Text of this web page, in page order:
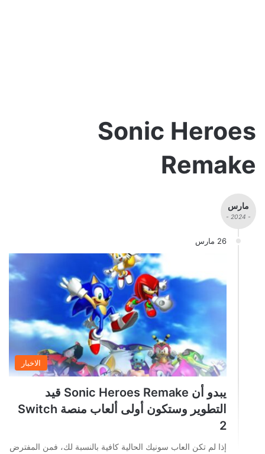
Sonic Heroes
Remake
مارس
- 2024 -
26 مارس
الاخبار
يبدو أن Sonic Heroes Remake قيد
التطوير وستكون أولى ألعاب منصة Switch
2
إذا لم تكن العاب سونيك الحالية كافية بالنسبة لك، فمن المفترض